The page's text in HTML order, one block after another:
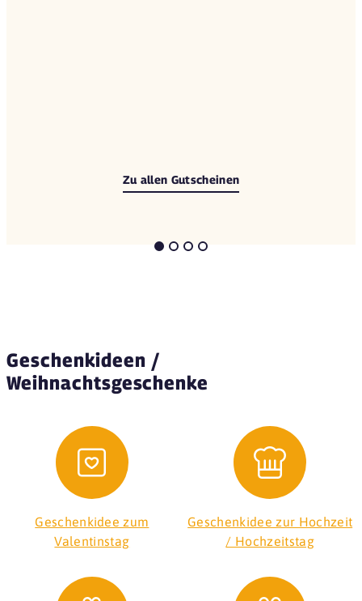
Zu allen Gutscheinen
Geschenkideen /
Weihnachtsgeschenke
Geschenkidee zum
Valentinstag
Geschenkidee zur Hochzeit
/ Hochzeitstag